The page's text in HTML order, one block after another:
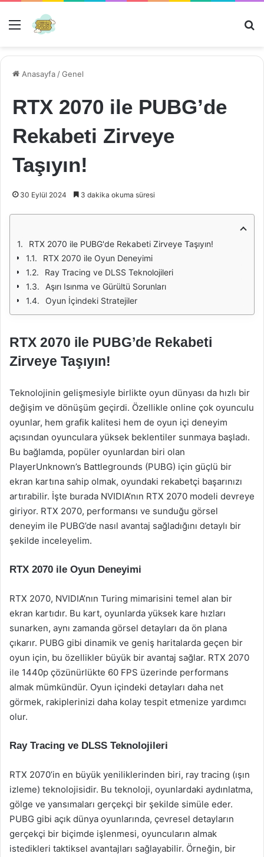
Menü
Anasayfa /Genel
RTX 2070 ile PUBG’de
Rekabeti Zirveye
Taşıyın!
30 Eylül 2024 3 dakika okuma süresi
RTX 2070 ile PUBG'de Rekabeti Zirveye Taşıyın!
RTX 2070 ile Oyun Deneyimi
Ray Tracing ve DLSS Teknolojileri
Aşırı Isınma ve Gürültü Sorunları
Oyun İçindeki Stratejiler
RTX 2070 ile PUBG’de Rekabeti
Zirveye Taşıyın!
Teknolojinin gelişmesiyle birlikte oyun dünyası da hızlı bir
değişim ve dönüşüm geçirdi. Özellikle online çok oyunculu
oyunlar, hem grafik kalitesi hem de oyun içi deneyim
açısından oyunculara yüksek beklentiler sunmaya başladı.
Bu bağlamda, popüler oyunlardan biri olan
PlayerUnknown’s Battlegrounds (PUBG) için güçlü bir
ekran kartına sahip olmak, oyundaki rekabetçi başarınızı
artırabilir. İşte burada NVIDIA’nın RTX 2070 modeli devreye
giriyor. RTX 2070, performansı ve sunduğu görsel
deneyim ile PUBG’de nasıl avantaj sağladığını detaylı bir
şekilde inceleyelim.
RTX 2070 ile Oyun Deneyimi
RTX 2070, NVIDIA’nın Turing mimarisini temel alan bir
ekran kartıdır. Bu kart, oyunlarda yüksek kare hızları
sunarken, aynı zamanda görsel detayları da ön plana
çıkarır. PUBG gibi dinamik ve geniş haritalarda geçen bir
oyun için, bu özellikler büyük bir avantaj sağlar. RTX 2070
ile 1440p çözünürlükte 60 FPS üzerinde performans
almak mümkündür. Oyun içindeki detayları daha net
görmek, rakiplerinizi daha kolay tespit etmenize yardımcı
olur.
Ray Tracing ve DLSS Teknolojileri
RTX 2070’in en büyük yeniliklerinden biri, ray tracing (ışın
izleme) teknolojisidir. Bu teknoloji, oyunlardaki aydınlatma,
gölge ve yansımaları gerçekçi bir şekilde simüle eder.
PUBG gibi açık dünya oyunlarında, çevresel detayların
gerçekçi bir biçimde işlenmesi, oyuncuların almak
istedikleri taktiksel avantajları sağlayabilir. Örneğin, bir